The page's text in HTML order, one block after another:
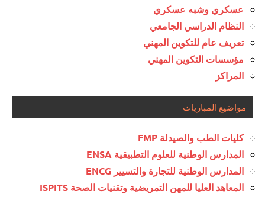
عسكري وشبه عسكري
النظام الدراسي الجامعي
تعريف عام للتكوين المهني
مؤسسات التكوين المهني
المراكز
مواضيع المباريات
كليات الطب والصيدلة FMP
المدارس الوطنية للعلوم التطبيقية ENSA
المدارس الوطنية للتجارة والتسيير ENCG
المعاهد العليا للمهن التمريضية وتقنيات الصحة ISPITS